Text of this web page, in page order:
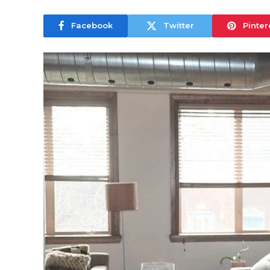
Facebook Twitter